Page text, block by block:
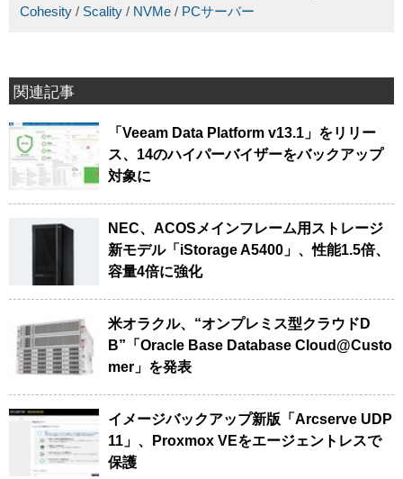
Cohesity / Scality / NVMe / PCサーバー
関連記事
「Veeam Data Platform v13.1」をリリー
ス、14のハイパーバイザーをバックアップ
対象に
NEC、ACOSメインフレーム用ストレージ
新モデル「iStorage A5400」、性能1.5倍、
容量4倍に強化
米オラクル、“オンプレミス型クラウドD
B”「Oracle Base Database Cloud@Custo
mer」を発表
イメージバックアップ新版「Arcserve UDP
11」、Proxmox VEをエージェントレスで
保護